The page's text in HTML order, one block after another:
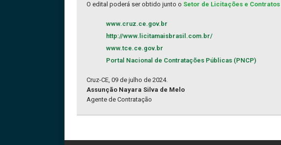
O edital poderá ser obtido junto o Setor de Licitações e Contratos
www.cruz.ce.gov.br
http://www.licitamaisbrasil.com.br/
www.tce.ce.gov.br
Portal Nacional de Contratações Públicas (PNCP)
Cruz-CE, 09 de julho de 2024.
Assunção Nayara Silva de Melo
Agente de Contratação